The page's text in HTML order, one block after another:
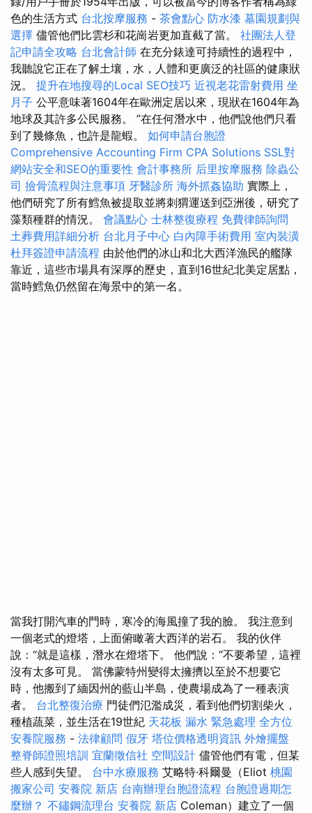
色的生活方式 台北按摩服務 - 茶會點心 防水漆 墓園規劃與
選擇 儘管他們比雲杉和花崗岩更加直截了當。 社團法人登
記申請全攻略 台北會計師 在充分錶達可持續性的過程中，
我聽說它正在了解土壤，水，人體和更廣泛的社區的健康狀
況。 提升在地搜尋的Local SEO技巧 近視老花雷射費用 坐
月子 公平意味著1604年在歐洲定居以來，現狀在1604年為
地球及其許多公民服務。 ”在任何潛水中，他們說他們只看
到了幾條魚，也許是龍蝦。 如何申請台胞證
Comprehensive Accounting Firm CPA Solutions SSL對
網站安全和SEO的重要性 會計事務所 后里按摩服務 除蟲公
司 撿骨流程與注意事項 牙醫診所 海外抓姦協助 實際上，
他們研究了所有鱈魚被提取並將刺猬運送到亞洲後，研究了
藻類種群的情況。 會議點心 士林整復療程 免費律師詢問
土葬費用詳細分析 台北月子中心 白內障手術費用 室內裝潢
杜拜簽證申請流程 由於他們的冰山和北大西洋漁民的艦隊
靠近，這些市場具有深厚的歷史，直到16世紀北美定居點，
當時鱈魚仍然留在海景中的第一名。
當我打開汽車的門時，寒冷的海風撞了我的臉。 我注意到
一個老式的燈塔，上面俯瞰著大西洋的岩石。 我的伙伴
說：“就是這樣，潛水在燈塔下。 他們說：“不要希望，這裡
沒有太多可見。 當佛蒙特州變得太擁擠以至於不想要它
時，他搬到了緬因州的藍山半島，使農場成為了一種表演
者。 台北整復治療 門徒們氾濫成災，看到他們切割柴火，
種植蔬菜，並生活在19世紀 天花板 漏水 緊急處理 全方位
安養院服務 - 法律顧問 假牙 塔位價格透明資訊 外燴擺盤
整脊師證照培訓 宜蘭徵信社 空間設計 儘管他們有電，但某
些人感到失望。 台中水療服務 艾略特·科爾曼（Eliot 桃園
搬家公司 安養院 新店 台南辦理台胞證流程 台胞證過期怎
麼辦？ 不鏽鋼流理台 安養院 新店 Coleman）建立了一個